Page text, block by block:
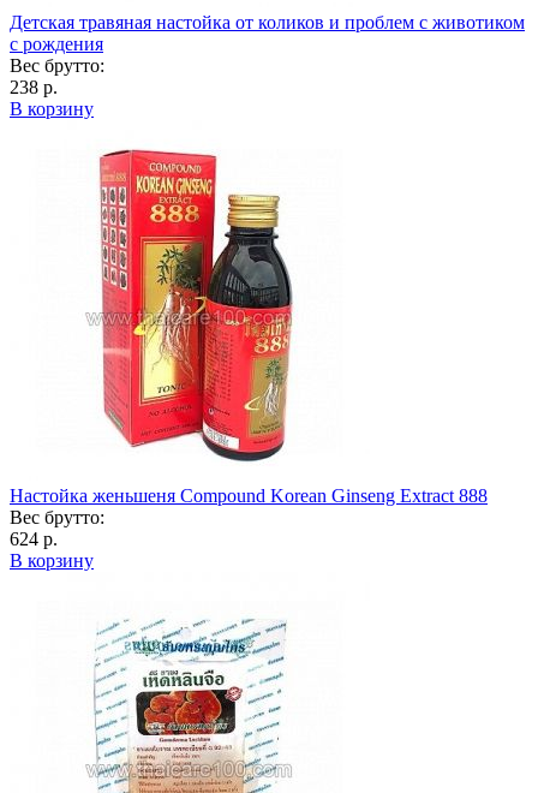
Детская травяная настойка от коликов и проблем с животиком
с рождения
Вес брутто:
238 р.
В корзину
Настойка женьшеня Compound Korean Ginseng Extract 888
Вес брутто:
624 р.
В корзину